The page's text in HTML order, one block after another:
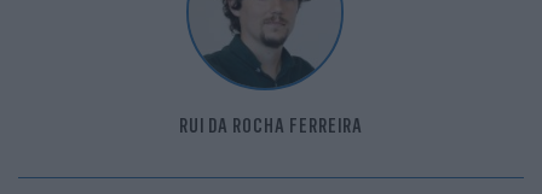
RUI DA ROCHA FERREIRA